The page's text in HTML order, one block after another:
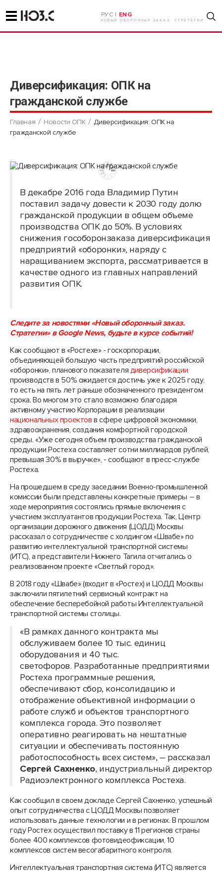
РУС | ENG
НОВЫЙ ОБОРОННЫЙ ЗАКАЗ. СТРАТЕГИИ
Диверсификация: ОПК на
гражданской службе
Главная Новости ОПК
Диверсификация: ОПК на
гражданской службе
В декабре 2016 года Владимир Путин
поставил задачу довести к 2030 году долю
гражданской продукции в общем объеме
производства ОПК до 50%. В условиях
снижения гособоронзаказа диверсификация
предприятий «оборонки», наряду с
наращиванием экспорта, рассматривается в
качестве одного из главных направлений
развития ОПК.
Следите за новостями «Новыйоборонныйзаказ.
Стратегии» в Google News, будьте в курсе событий!
Как сообщают в «Ростехе» - госкорпорации,
объединяющей большую часть предприятий российской
«оборонки», планового показателя диверсификации
производств в 50% ожидается достичь уже к 2025 году,
то есть на пять лет раньше обозначенного президентом
срока. Во многом это стало возможно благодаря
активному участию Корпорации в реализации
национальных проектов в сфере цифровой экономики,
здравоохранения, создания комфортной городской
среды. «Уже сегодня объем производства гражданской
продукции Ростеха составляет сотни миллиардов рублей,
превышая 30% в выручке», - сообщают в пресс-службе
Ростеха.
На прошедшем в среду заседании Военно-промышленной
комиссии были представлены конкретные примеры – в
ходе мероприятия состоялись прямые включения с
участием эксплуатантов продукции Ростеха. Так, Центр
организации дорожного движения (ЦОДД) Москвы
рассказал о сотрудничестве с холдингом «Швабе» по
развитию интеллектуальной транспортной системы
(ИТС), а представители Нижнего Тагила отчитались о
реализованном проекте «Светлый город».
В 2018 году «Швабе» (входит в «Ростех) и ЦОДД Москвы
заключили пятилетний сервисный контракт на
обеспечение бесперебойной работы Интеллектуальной
транспортной системы столицы.
«В рамках данного контракта мы
обслуживаем более 10 тыс. единиц
оборудования и 40 тыс.
светофоров. Разработанные предприятиями
Ростеха программные решения,
обеспечивают сбор, консолидацию и
отображение объективной информации о
работе служб и объектов транспортного
комплекса города. Это позволяет
оперативно реагировать на нештатные
ситуации и обеспечивать постоянную
работоспособность всех систем», – рассказал
Сергей Сахненко, индустриальный директор
Радиоэлектронного комплекса Ростеха.
Как сообщил в своем докладе Сергей Сахненко, успешный
опыт сотрудничества с ЦОДД Москвы позволяет
использовать данные технологии и в регионах. В прошлом
году Ростех осуществил поставку в 11 регионов страны
более 400 комплексов фотовидеофиксации, 10
комплексов систем весогабаритного контроля.
Интеллектуальная транспортная система (ИТС) является